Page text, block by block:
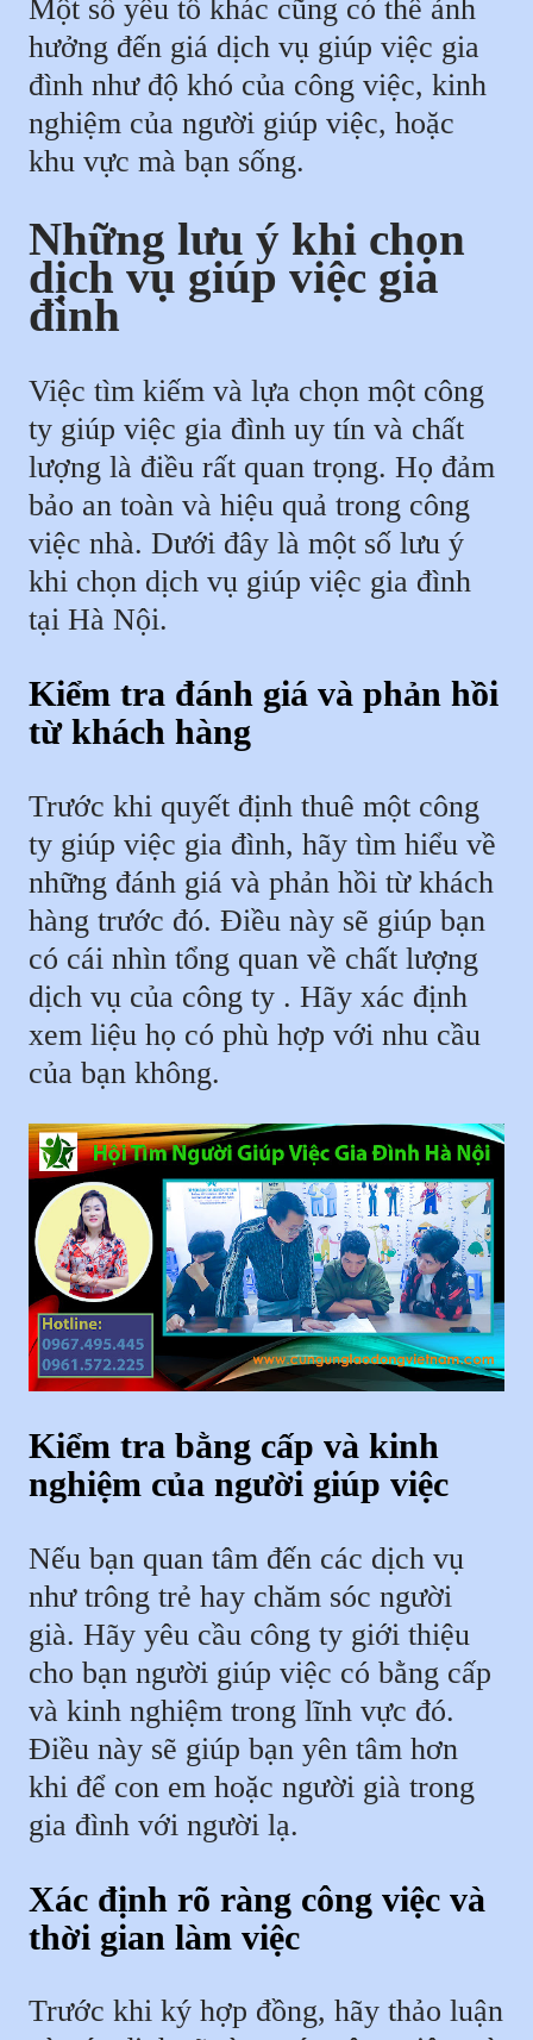
Một số yếu tố khác cũng có thể ảnh
hưởng đến giá dịch vụ giúp việc gia
đình như độ khó của công việc, kinh
nghiệm của người giúp việc, hoặc
khu vực mà bạn sống.
Những lưu ý khi chọn
dịch vụ giúp việc gia
đình
Việc tìm kiếm và lựa chọn một công
ty giúp việc gia đình uy tín và chất
lượng là điều rất quan trọng. Họ đảm
bảo an toàn và hiệu quả trong công
việc nhà. Dưới đây là một số lưu ý
khi chọn dịch vụ giúp việc gia đình
tại Hà Nội.
Kiểm tra đánh giá và phản hồi
từ khách hàng
Trước khi quyết định thuê một công
ty giúp việc gia đình, hãy tìm hiểu về
những đánh giá và phản hồi từ khách
hàng trước đó. Điều này sẽ giúp bạn
có cái nhìn tổng quan về chất lượng
dịch vụ của công ty . Hãy xác định
xem liệu họ có phù hợp với nhu cầu
của bạn không.
Kiểm tra bằng cấp và kinh
nghiệm của người giúp việc
Nếu bạn quan tâm đến các dịch vụ
như trông trẻ hay chăm sóc người
già. Hãy yêu cầu công ty giới thiệu
cho bạn người giúp việc có bằng cấp
và kinh nghiệm trong lĩnh vực đó.
Điều này sẽ giúp bạn yên tâm hơn
khi để con em hoặc người già trong
gia đình với người lạ.
Xác định rõ ràng công việc và
thời gian làm việc
Trước khi ký hợp đồng, hãy thảo luận